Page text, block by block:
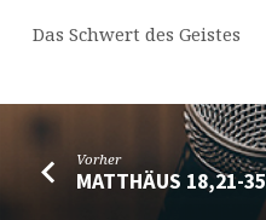
Das Schwert des Geistes
Vorher
MATTHÄUS 18,21-35